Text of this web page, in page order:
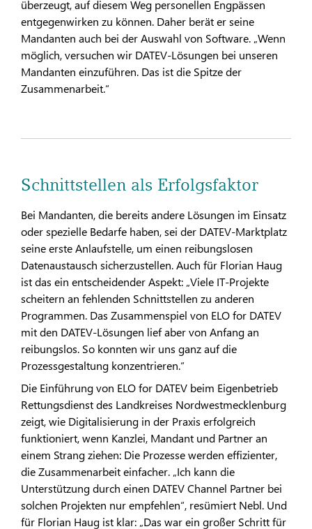
überzeugt, auf diesem Weg personellen Engpässen
entgegenwirken zu können. Daher berät er seine
Mandanten auch bei der Auswahl von Software. „Wenn
möglich, versuchen wir DATEV-Lösungen bei unseren
Mandanten einzuführen. Das ist die Spitze der
Zusammenarbeit.“
Schnittstellen als Erfolgsfaktor
Bei Mandanten, die bereits andere Lösungen im Einsatz
oder spezielle Bedarfe haben, sei der DATEV-Marktplatz
seine erste Anlaufstelle, um einen reibungslosen
Datenaustausch sicherzustellen. Auch für Florian Haug
ist das ein entscheidender Aspekt: „Viele IT-Projekte
scheitern an fehlenden Schnittstellen zu anderen
Programmen. Das Zusammenspiel von ELO for DATEV
mit den DATEV-Lösungen lief aber von Anfang an
reibungslos. So konnten wir uns ganz auf die
Prozessgestaltung konzentrieren.“
Die Einführung von ELO for DATEV beim Eigenbetrieb
Rettungsdienst des Landkreises Nordwestmecklenburg
zeigt, wie Digitalisierung in der Praxis erfolgreich
funktioniert, wenn Kanzlei, Mandant und Partner an
einem Strang ziehen: Die Prozesse werden effizienter,
die Zusammenarbeit einfacher. „Ich kann die
Unterstützung durch einen DATEV Channel Partner bei
solchen Projekten nur empfehlen“, resümiert Nebl. Und
für Florian Haug ist klar: „Das war ein großer Schritt für